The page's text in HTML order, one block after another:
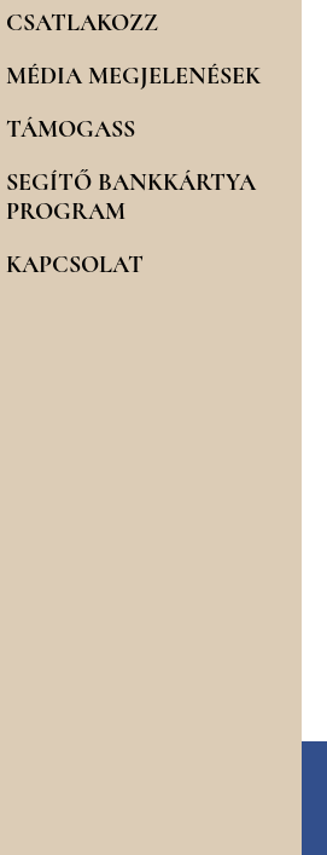
CSATLAKOZZ
MÉDIA MEGJELENÉSEK
TÁMOGASS
SEGÍTŐ BANKKÁRTYA
PROGRAM
KAPCSOLAT